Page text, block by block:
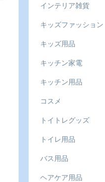
インテリア雑貨
キッズファッション
キッズ用品
キッチン家電
キッチン用品
コスメ
トイトレグッズ
トイレ用品
バス用品
ヘアケア用品